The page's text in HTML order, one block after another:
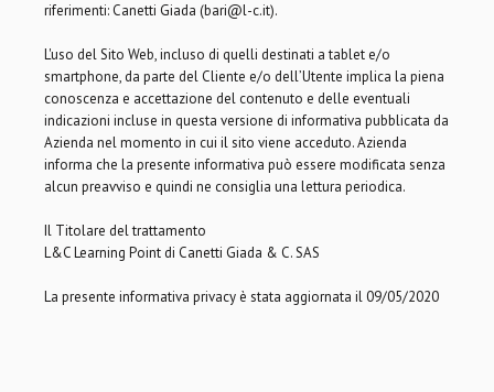
riferimenti: Canetti Giada (bari@l-c.it).
L'uso del Sito Web, incluso di quelli destinati a tablet e/o
smartphone, da parte del Cliente e/o dell’Utente implica la piena
conoscenza e accettazione del contenuto e delle eventuali
indicazioni incluse in questa versione di informativa pubblicata da
Azienda nel momento in cui il sito viene acceduto. Azienda
informa che la presente informativa può essere modificata senza
alcun preavviso e quindi ne consiglia una lettura periodica.
Il Titolare del trattamento
L&C Learning Point di Canetti Giada & C. SAS
La presente informativa privacy è stata aggiornata il 09/05/2020